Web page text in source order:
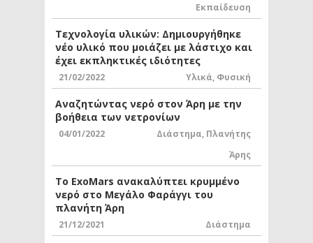
Εκπαίδευση
Τεχνολογία υλικών: Δημιουργήθηκε
νέο υλικό που μοιάζει με λάστιχο και
έχει εκπληκτικές ιδιότητες
21/02/2022 Υλικά, Φυσική
Αναζητώντας νερό στον Άρη με την
βοήθεια των νετρονίων
04/01/2022 Διάστημα, Πλανήτης
Άρης
Το ExoMars ανακαλύπτει κρυμμένο
νερό στο Μεγάλο Φαράγγι του
πλανήτη Άρη
21/12/2021 Διάστημα